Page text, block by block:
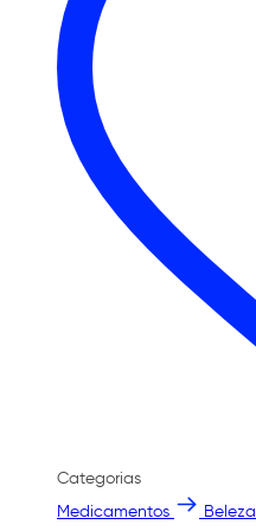
Categorias
Medicamentos
Beleza